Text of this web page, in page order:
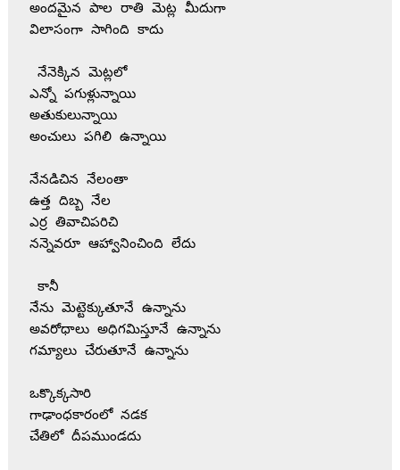
అందమైన పాల రాతి మెట్ల మీదుగా
విలాసంగా సాగింది కాదు
నేనెక్కిన మెట్లలో
ఎన్నో పగుళ్లున్నాయి
అతుకులున్నాయి
అంచులు పగిలి ఉన్నాయి
నేనడిచిన నేలంతా
ఉత్త దిబ్బ నేల
ఎర్ర తివాచిపరిచి
నన్నెవరూ ఆహ్వానించింది లేదు
కానీ
నేను మెట్టెక్కుతూనే ఉన్నాను
అవరోధాలు అధిగమిస్తూనే ఉన్నాను
గమ్యాలు చేరుతూనే ఉన్నాను
ఒక్కొక్కసారి
గాఢాంధకారంలో నడక
చేతిలో దీపముండదు